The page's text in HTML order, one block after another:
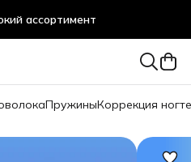
ассортимент
оптом и в розницу
ПружиныКоррекция